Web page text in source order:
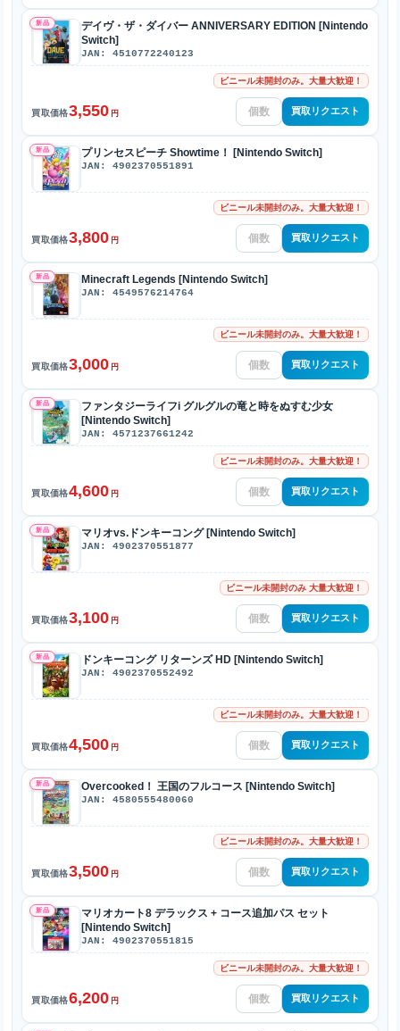
新品
デイヴ・ザ・ダイバー ANNIVERSARY EDITION [Nintendo
Switch]
JAN: 4510772240123
ビニール未開封のみ。大量大歓迎！
買取価格3,550 円 買取リクエスト
新品 プリンセスピーチ Showtime！ [Nintendo Switch]
JAN: 4902370551891
ビニール未開封のみ。大量大歓迎！
買取価格3,800 円 買取リクエスト
新品 Minecraft Legends [Nintendo Switch]
JAN: 4549576214764
ビニール未開封のみ。大量大歓迎！
買取価格3,000 円 買取リクエスト
新品
ファンタジーライフi グルグルの竜と時をぬすむ少女
[Nintendo Switch]
JAN: 4571237661242
ビニール未開封のみ。大量大歓迎！
買取価格4,600 円 買取リクエスト
新品 マリオvs.ドンキーコング [Nintendo Switch]
JAN: 4902370551877
ビニール未開封のみ 大量大歓迎！
買取価格3,100 円 買取リクエスト
新品 ドンキーコング リターンズ HD [Nintendo Switch]
JAN: 4902370552492
ビニール未開封のみ。大量大歓迎！
買取価格4,500 円 買取リクエスト
新品 Overcooked！ 王国のフルコース [Nintendo Switch]
JAN: 4580555480060
ビニール未開封のみ。大量大歓迎！
買取価格3,500 円 買取リクエスト
新品
マリオカート8 デラックス + コース追加パス セット
[Nintendo Switch]
JAN: 4902370551815
ビニール未開封のみ。大量大歓迎！
買取価格6,200 円 買取リクエスト